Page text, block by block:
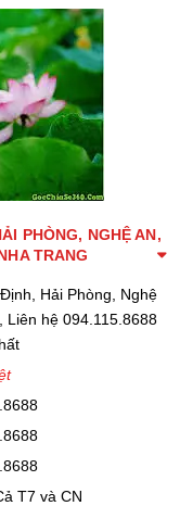
PHÒNG, NGHỆ AN,
TRANG
Hải Phòng, Nghệ
Liên hệ 094.115.8688
T7 và CN